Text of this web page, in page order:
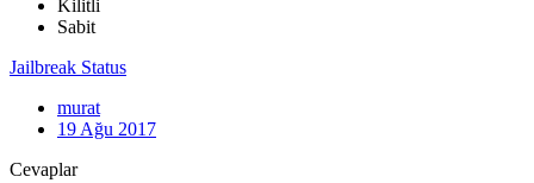
Kilitli
Sabit
Jailbreak Status
murat
19 Ağu 2017
Cevaplar